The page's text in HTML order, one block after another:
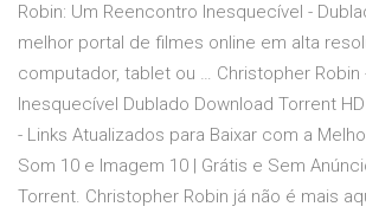
Robin: Um Reencontro Inesquecível -
melhor portal de filmes online em alta
computador, tablet ou … Christopher Robin
Inesquecível Dublado Download Torrent
- Links Atualizados para Baixar com a
Som 10 e Imagem 10 | Grátis e Sem
Torrent. Christopher Robin já não é mais